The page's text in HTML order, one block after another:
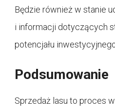
Będzie również w stanie
i informacji dotyczących
potencjału
Podsumowanie
Sprzedaż lasu to proces